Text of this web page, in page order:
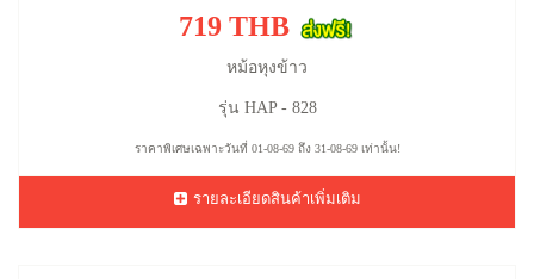
719 THB
หม้อหุงข้าว
รุ่น HAP - 828
ราคาพิเศษเฉพาะวันที่ 01-08-69 ถึง 31-08-69 เท่านั้น!
รายละเอียดสินค้าเพิ่มเติม